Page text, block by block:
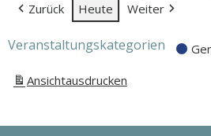
Zurück Heute Weiter
Veranstaltungskategorien
Ansichtausdrucken